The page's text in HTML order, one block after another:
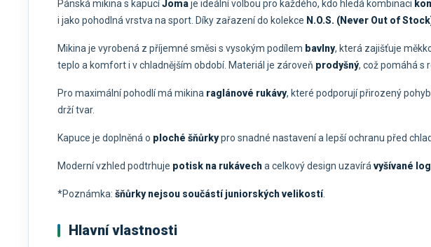
Pánská mikina s kapucíJomaje ideální volbou pro každého, kdo hledá kombinaci
i jako pohodlná vrstva na sport. Díky zařazení do kolekce N.O.S. (Never Out of
Mikina je vyrobená z příjemné směsi s vysokým podílem bavlny, která zajišťuje
teplo a komfort i v chladnějším období. Materiál je zároveň prodyšný, což pomáhá s
Pro maximální pohodlí má mikina raglánové rukávy, které podporují přirozený
drží tvar.
Kapuce je doplněná o ploché šňůrkypro snadné nastavení a lepší ochranu před
Moderní vzhled podtrhuje potisk na rukávecha celkový design uzavírávyšívané
*Poznámka: šňůrky nejsou součástí juniorských velikostí.
Hlavní vlastnosti